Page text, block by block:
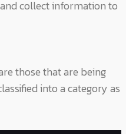
collect information to
those that are being
into a category as